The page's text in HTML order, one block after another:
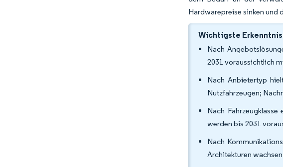
Hardwarepreise sinken und
Wichtigste
Nach
2031 voraussichtlich
Nach Anbietertyp
Nutzfahrzeugen;
Nach
werden bis 2031
Nach
Architekturen